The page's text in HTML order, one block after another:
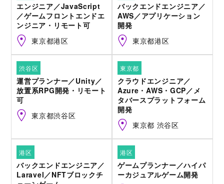
エンジニア／JavaScript
／ゲームフロントエンドエ
ンジニア・リモート可
東京都港区
バックエンドエンジニア／
AWS／アプリケーション
開発
東京都港区
渋谷区
運営プランナー／Unity／
放置系RPG開発・リモート
可
東京都渋谷区
東京都
クラウドエンジニア／
Azure・AWS・GCP／メ
タバースプラットフォーム
開発
東京都 渋谷区
港区
バックエンドエンジニア／
Laravel／NFTブロックチ
港区
ゲームプランナー／ハイパ
ーカジュアルゲーム開発